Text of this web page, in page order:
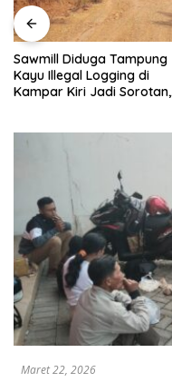
Sawmill Diduga Tampung
Kayu Illegal Logging di
Kampar Kiri Jadi Sorotan,
Maret 22, 2026